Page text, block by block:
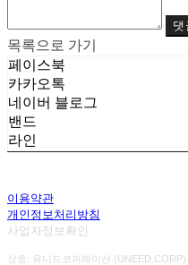
댓
목록으로 가기
페이스북
카카오톡
네이버 블로그
밴드
라인
이용약관
개인정보처리방침
사업자정보확인
상호: 유니드코퍼레이션